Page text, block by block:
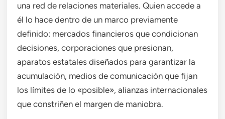
una red de relaciones materiales. Quien accede a
él lo hace dentro de un marco previamente
definido: mercados financieros que condicionan
decisiones, corporaciones que presionan,
aparatos estatales diseñados para garantizar la
acumulación, medios de comunicación que fijan
los límites de lo «posible», alianzas internacionales
que constriñen el margen de maniobra.